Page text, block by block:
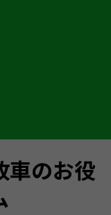
車のお役